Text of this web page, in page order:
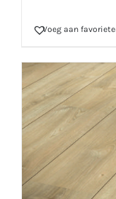
Voeg aan